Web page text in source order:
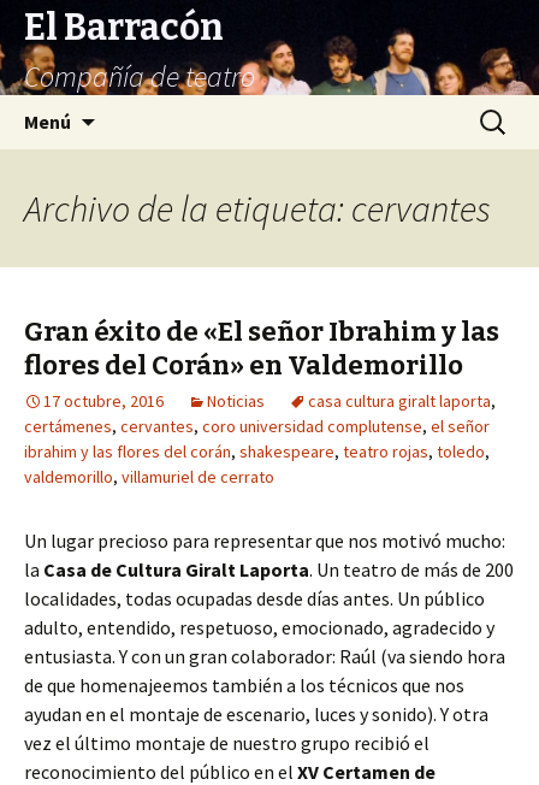
El Barracón
Compañía de teatro
Menú Buscar:
Archivo de la etiqueta: cervantes
Gran éxito de «El señor Ibrahim y las
flores del Corán» en Valdemorillo
17 octubre, 2016 Noticias casa cultura giralt laporta,
certámenes, cervantes, coro universidad complutense, el señor
ibrahim y las flores del corán, shakespeare, teatro rojas, toledo,
valdemorillo, villamuriel de cerrato
Un lugar precioso para representar que nos motivó mucho:
la Casa de Cultura Giralt Laporta. Un teatro de más de 200
localidades, todas ocupadas desde días antes. Un público
adulto, entendido, respetuoso, emocionado, agradecido y
entusiasta. Y con un gran colaborador: Raúl (va siendo hora
de que homenajeemos también a los técnicos que nos
ayudan en el montaje de escenario, luces y sonido). Y otra
vez el último montaje de nuestro grupo recibió el
reconocimiento del público en el XV Certamen de